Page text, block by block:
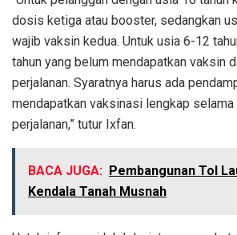
dosis ketiga atau booster, sedangkan
wajib vaksin kedua. Untuk usia 6-12
tahun yang belum mendapatkan vaksin
perjalanan. Syaratnya harus ada
mendapatkan vaksinasi lengkap selama
perjalanan,” tutur Ixfan.
BACA JUGA: Pembangunan Tol
Kendala Tanah Musnah